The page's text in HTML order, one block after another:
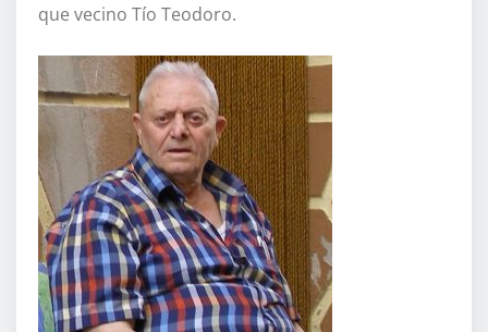
que vecino Tío Teodoro.